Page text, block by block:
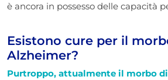
è ancora in possesso delle capacità
Esistono cure per il
Alzheimer?
Purtroppo, attualmente il morbo